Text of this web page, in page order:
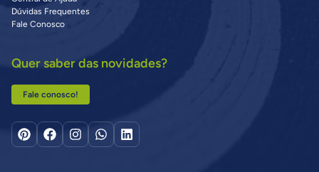
Dúvidas Frequentes
Fale Conosco
Quer saber das novidades?
Fale conosco!